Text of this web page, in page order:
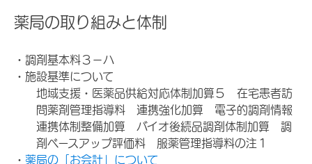
薬局の取り組みと体制
・調剤基本料３－ハ
・施設基準について
地域支援・医薬品供給対応体制加算５ 在宅患者訪
問薬剤管理指導料 連携強化加算 電子的調剤情報
連携体制整備加算 バイオ後続品調剤体制加算 調
剤ベースアップ評価料 服薬管理指導料の注１
・ 薬局の「お会計」について